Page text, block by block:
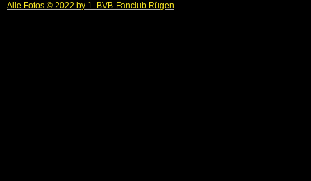
Alle Fotos © 2022 by 1. BVB-Fanclub Rügen